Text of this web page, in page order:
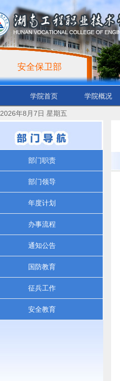
安全保卫部
学院首页 学院概况
2026年8月7日 星期五
部门职责
部门领导
年度计划
办事流程
通知公告
国防教育
征兵工作
安全教育